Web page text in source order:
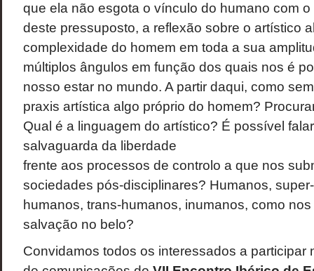
que ela não esgota o vínculo do humano com
deste pressuposto, a reflexão sobre o artístico
complexidade do homem em toda a sua
múltiplos ângulos em função dos quais nos é
nosso estar no mundo. A partir daqui, como
praxis artística algo próprio do homem?
Qual é a linguagem do artístico? É possível
salvaguarda da liberdade
frente aos processos de controlo a que nos
sociedades pós-disciplinares? Humanos,
humanos, trans-humanos, inumanos, como
salvação no belo?
Convidamos todos os interessados a participar